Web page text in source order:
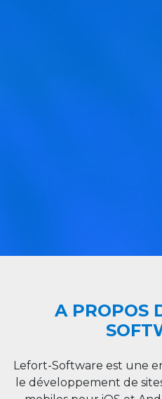
A PROPOS
Lefort-Software est une
le développement de